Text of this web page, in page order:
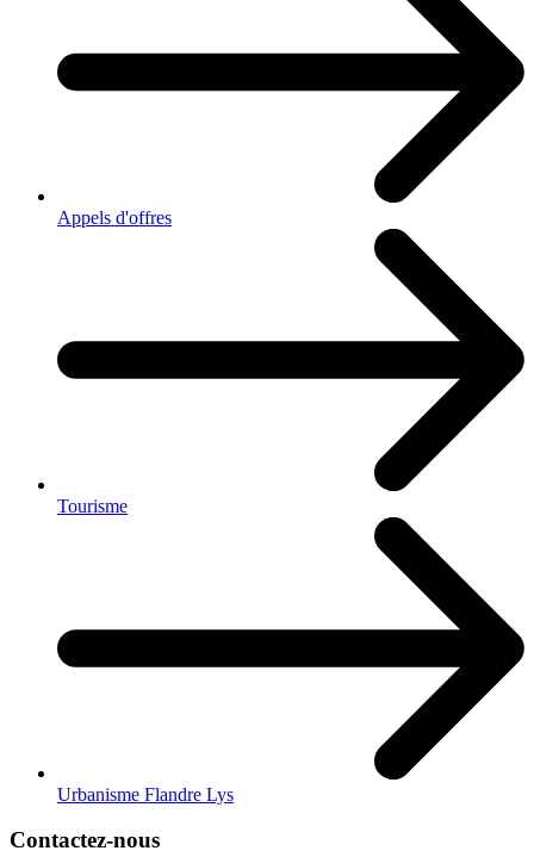
Appels d'offres
Tourisme
Urbanisme Flandre Lys
Contactez-nous